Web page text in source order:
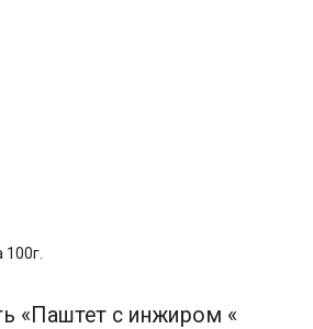
«Паштет с инжиром «